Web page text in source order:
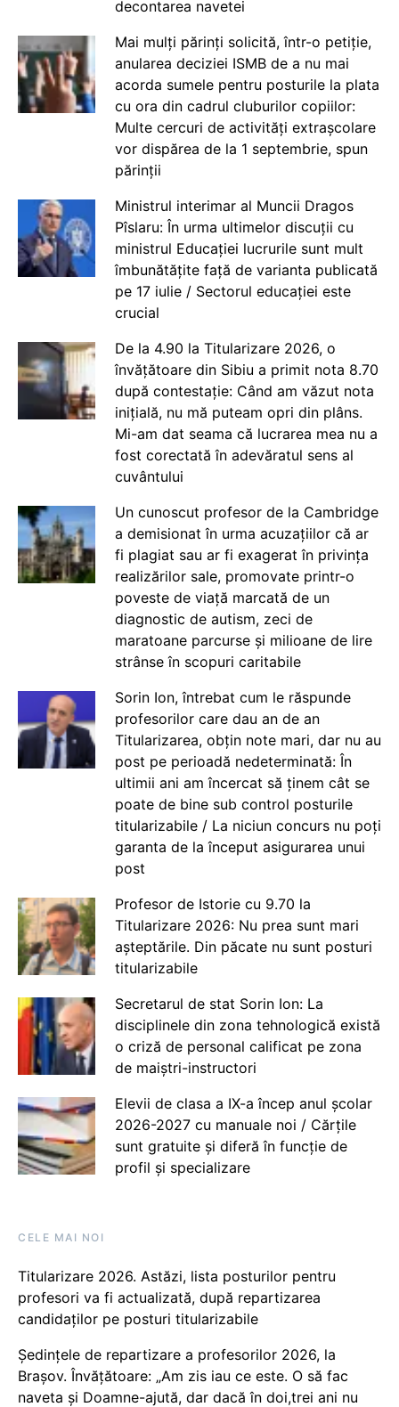
decontarea navetei
Mai mulți părinți solicită, într-o petiție,
anularea deciziei ISMB de a nu mai
acorda sumele pentru posturile la plata
cu ora din cadrul cluburilor copiilor:
Multe cercuri de activități extrașcolare
vor dispărea de la 1 septembrie, spun
părinții
Ministrul interimar al Muncii Dragos
Pîslaru: În urma ultimelor discuții cu
ministrul Educației lucrurile sunt mult
îmbunătățite față de varianta publicată
pe 17 iulie / Sectorul educației este
crucial
De la 4.90 la Titularizare 2026, o
învățătoare din Sibiu a primit nota 8.70
după contestație: Când am văzut nota
inițială, nu mă puteam opri din plâns.
Mi-am dat seama că lucrarea mea nu a
fost corectată în adevăratul sens al
cuvântului
Un cunoscut profesor de la Cambridge
a demisionat în urma acuzațiilor că ar
fi plagiat sau ar fi exagerat în privința
realizărilor sale, promovate printr-o
poveste de viață marcată de un
diagnostic de autism, zeci de
maratoane parcurse și milioane de lire
strânse în scopuri caritabile
Sorin Ion, întrebat cum le răspunde
profesorilor care dau an de an
Titularizarea, obțin note mari, dar nu au
post pe perioadă nedeterminată: În
ultimii ani am încercat să ținem cât se
poate de bine sub control posturile
titularizabile / La niciun concurs nu poți
garanta de la început asigurarea unui
post
Profesor de Istorie cu 9.70 la
Titularizare 2026: Nu prea sunt mari
așteptările. Din păcate nu sunt posturi
titularizabile
Secretarul de stat Sorin Ion: La
disciplinele din zona tehnologică există
o criză de personal calificat pe zona
de maiștri-instructori
Elevii de clasa a IX-a încep anul școlar
2026-2027 cu manuale noi / Cărțile
sunt gratuite și diferă în funcție de
profil și specializare
CELE MAI NOI
Titularizare 2026. Astăzi, lista posturilor pentru
profesori va fi actualizată, după repartizarea
candidaților pe posturi titularizabile
Ședințele de repartizare a profesorilor 2026, la
Brașov. Învățătoare: „Am zis iau ce este. O să fac
naveta și Doamne-ajută, dar dacă în doi,trei ani nu